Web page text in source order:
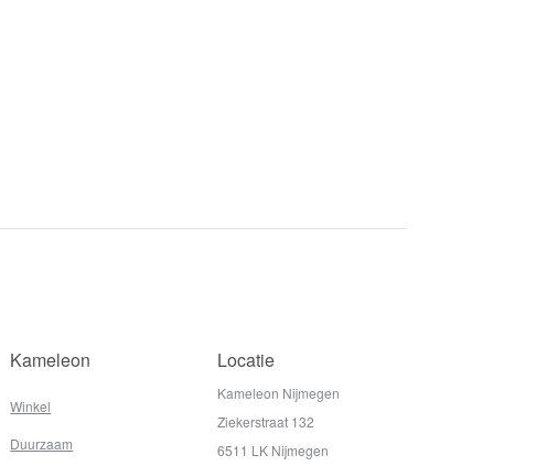
Kameleon
Winkel
Duurzaam
Locatie
Kameleon Nijmegen
Ziekerstraat 132
6511 LK Nijmegen